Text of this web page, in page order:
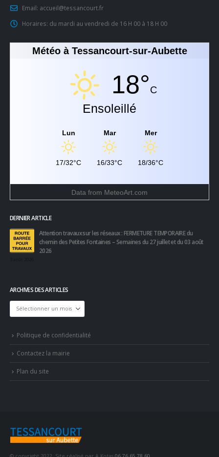
Email: accueil@tessancourt.fr
Horaires: du mardi au vendredi de 16 H 00 à 18 H 00
Météo à Tessancourt-sur-Aubette
18°C
Ensoleillé
Lun
17/32°C
Mar
16/33°C
Mer
18/36°C
Data from MeteoArt.com
DERNIER ARTICLE
Attention travaux sur les réseaux : FERMETURE TEMPORAIRE du
chemin des Petites Fontaines – Semaines du 27 juillet et du 03 août
2026
ARCHIVES DES ARTICLES
Archives
des
Politique de confidentialité
Contactez la mairie
Plan du site